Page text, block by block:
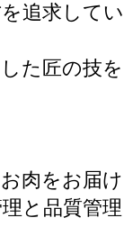
追求してい
た匠の技を
肉をお届け
と品質管理